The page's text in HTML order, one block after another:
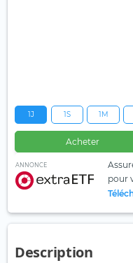
1J 1S 1M
Acheter
ANNONCE
pour
Description